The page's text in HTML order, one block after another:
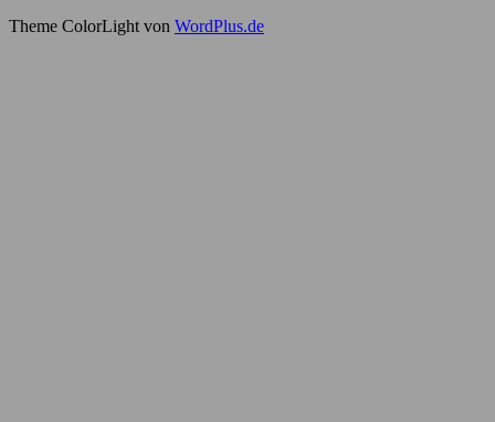
Theme ColorLight von WordPlus.de